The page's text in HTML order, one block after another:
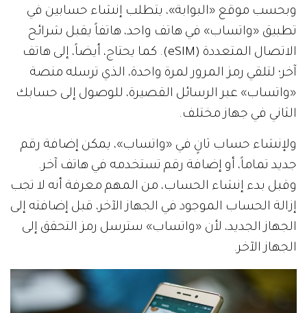
وبحسب موقع «البوابة»، يتطلب إنشاء حسابين في
تطبيق «واتساب» في هاتف واحد، هاتفاً يقبل شرائح
الاتصال المتعددة (eSIM). كما يحتاج، أيضاً، إلى هاتف
آخر؛ لتلقي رمز المرور لمرة واحدة، الذي ترسله منصة
«واتساب» عبر الرسائل القصيرة، للوصول إلى حسابك
الثاني في جهاز مختلف.
ولإنشاء حساب ثانٍ في «واتساب»، يمكن إضافة رقم
جديد تماماً، أو إضافة رقم تستخدمه في هاتف آخر.
وقبل بدء إنشاء الحساب، من المهم معرفة أنه لا تجب
إزالة الحساب الموجود في الجهاز الآخر، قبل إضافته إلى
الجهاز الجديد، لأن «واتساب» سترسل رمز التحقق إلى
الجهاز الآخر.